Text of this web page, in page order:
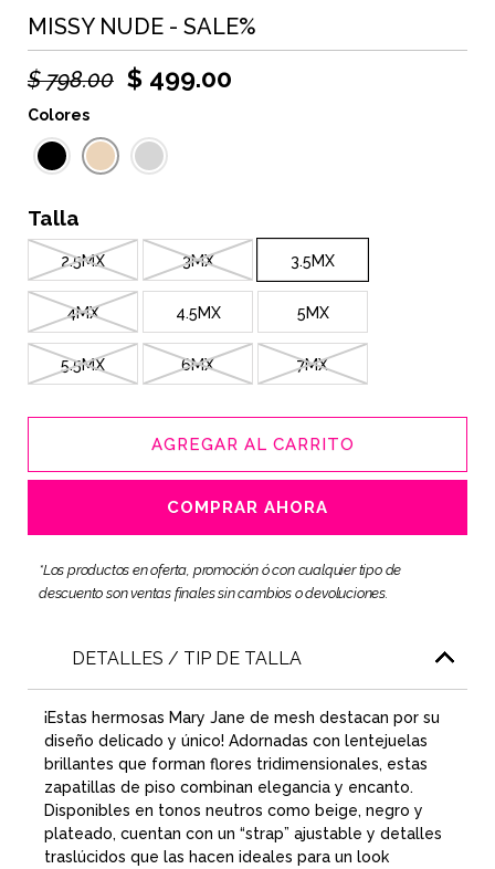
MISSY NUDE - SALE%
$ 798.00 $ 499.00
Colores
Talla
2.5MX 3MX 3.5MX
4MX 4.5MX 5MX
5.5MX 6MX 7MX
AGREGAR AL CARRITO
COMPRAR AHORA
*Los productos en oferta, promoción ó con cualquier tipo de
descuento son ventas finales sin cambios o devoluciones.
DETALLES / TIP DE TALLA
¡Estas hermosas Mary Jane de mesh destacan por su
diseño delicado y único! Adornadas con lentejuelas
brillantes que forman flores tridimensionales, estas
zapatillas de piso combinan elegancia y encanto.
Disponibles en tonos neutros como beige, negro y
plateado, cuentan con un “strap” ajustable y detalles
traslúcidos que las hacen ideales para un look